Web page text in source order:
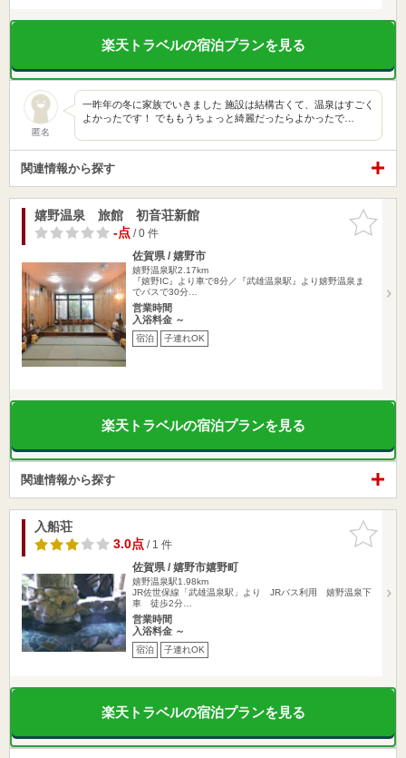
楽天トラベルの宿泊プランを見る
匿名
一昨年の冬に家族でいきました 施設は結構古くて、温泉はすごく
よかったです！ でももうちょっと綺麗だったらよかったで…
関連情報から探す
お気に入
りに追加
嬉野温泉 旅館 初音荘新館
-点/ 0 件
佐賀県 / 嬉野市
嬉野温泉駅2.17km
『嬉野IC』より車で8分／『武雄温泉駅』より嬉野温泉ま
でバスで30分…
営業時間
入浴料金 ～
宿泊 子連れOK
楽天トラベルの宿泊プランを見る
関連情報から探す
お気に入
りに追加
入船荘
3.0点/ 1 件
佐賀県 / 嬉野市嬉野町
嬉野温泉駅1.98km
JR佐世保線「武雄温泉駅」より JRバス利用 嬉野温泉下
車 徒歩2分…
営業時間
入浴料金 ～
宿泊 子連れOK
楽天トラベルの宿泊プランを見る